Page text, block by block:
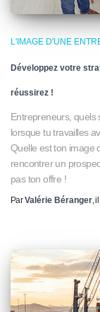
L'IMAGE D'UNE
Développez votre
réussirez !
Entrepreneurs, quels
lorsque tu travailles
Quelle est ton image
rencontrer un
pas ton offre !
ParValérie Béranger,